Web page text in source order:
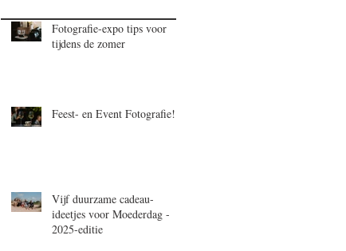
Fotografie-expo tips voor
tijdens de zomer
Feest- en Event Fotografie!
Vijf duurzame cadeau-
ideetjes voor Moederdag -
2025-editie